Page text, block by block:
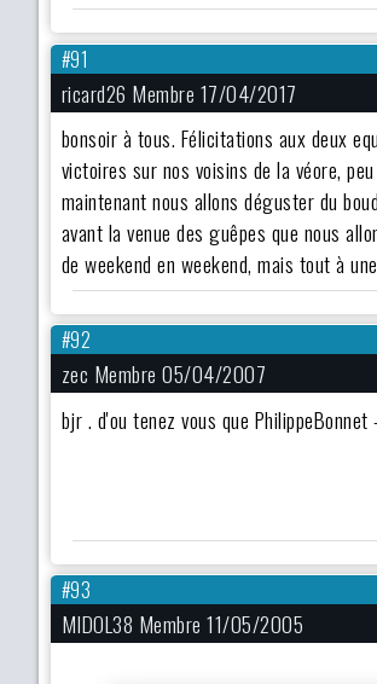
#91
ricard26 Membre 17/04/2017
bonsoir à tous. Félicitations aux deux
victoires sur nos voisins de la véore,
maintenant nous allons déguster du
avant la venue des guêpes que nous
de weekend en weekend, mais tout à
#92
zec Membre 05/04/2007
bjr . d'ou tenez vous que
#93
MIDOL38 Membre 11/05/2005